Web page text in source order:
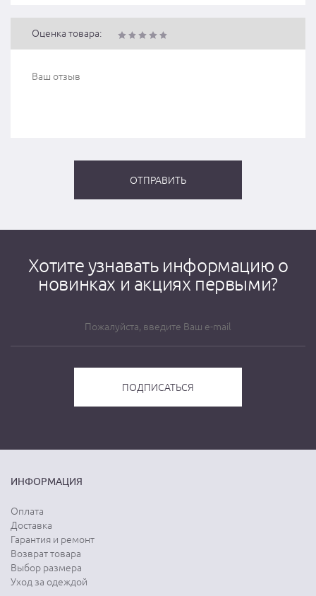
Оценка товара:
Хотите узнавать информацию о
новинках и акциях первыми?
ИНФОРМАЦИЯ
Оплата
Доставка
Гарантия и ремонт
Возврат товара
Выбор размера
Уход за одеждой